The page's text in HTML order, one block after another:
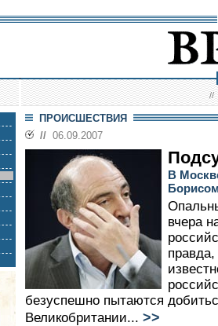
//
ПРОИСШЕСТВИЯ
// 06.09.2007
В
вчера
безуспешно пытаются
Великобритании... >>